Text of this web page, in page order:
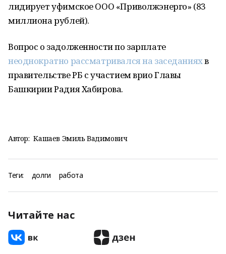
лидирует уфимское ООО «Приволжэнерго» (83
миллиона рублей).
Вопрос о задолженности по зарплате
неоднократно рассматривался на заседанияхв
правительстве РБ с участием врио Главы
Башкирии Радия Хабирова.
Автор: Кашаев Эмиль Вадимович
Теги: долги работа
Читайте нас